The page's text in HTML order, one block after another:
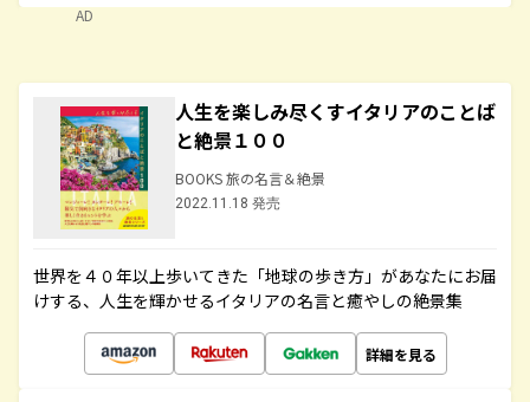
AD
人生を楽しみ尽くすイタリアのことば
と絶景１００
BOOKS 旅の名言＆絶景
2022.11.18 発売
世界を４０年以上歩いてきた「地球の歩き方」があなたにお届
けする、人生を輝かせるイタリアの名言と癒やしの絶景集
詳細を見る